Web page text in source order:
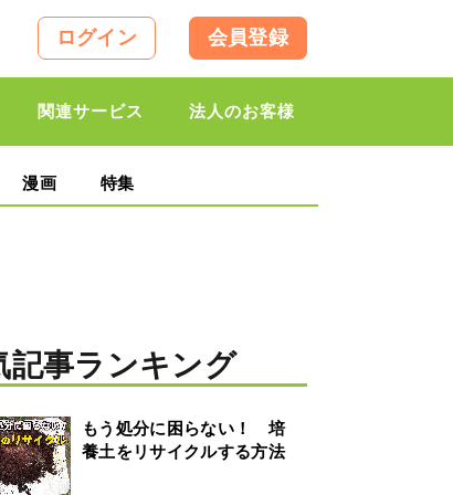
ログイン 会員登録
関連サービス 法人のお客様
漫画 特集
記事ランキング
もう処分に困らない！ 培
養土をリサイクルする方法